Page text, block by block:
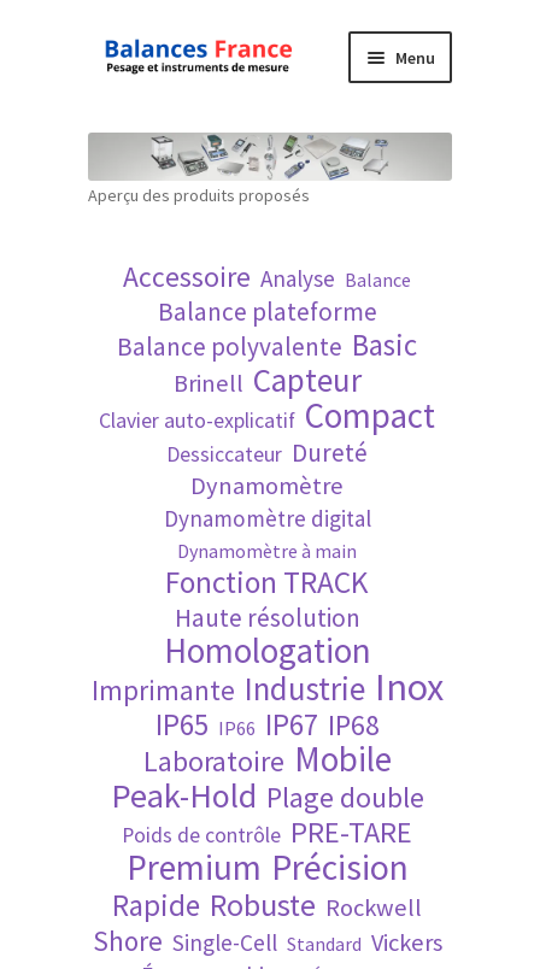
Aller
navigation
Aller
Menu
Mon compte
Politique de confidentialité
Politique en matière de remboursements et
Recherche avancée
Technique
Validation de la commande
Aperçu des produits proposés
Accessoire Analyse Balance
Balance plateforme
Balance polyvalente Basic
Brinell Capteur
Clavier auto-explicatif Compact
Dessiccateur Dureté
Dynamomètre
Dynamomètre digital
Dynamomètre à main
Fonction TRACK
Haute résolution
Homologation
Imprimante Industrie Inox
IP65 IP66 IP67 IP68
Laboratoire Mobile
Peak-Hold Plage double
Poids de contrôle PRE-TARE
Premium Précision
Rapide Robuste Rockwell
Shore Single-Cell Standard Vickers